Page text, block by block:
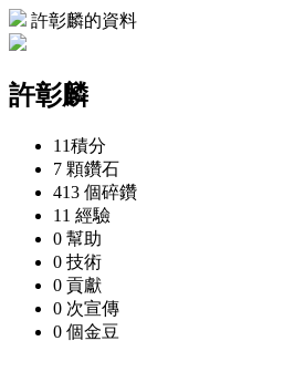
許彰麟的資料
許彰麟
11積分
7 顆鑽石
413 個碎鑽
11 經驗
0 幫助
0 技術
0 貢獻
0 次宣傳
0 個金豆